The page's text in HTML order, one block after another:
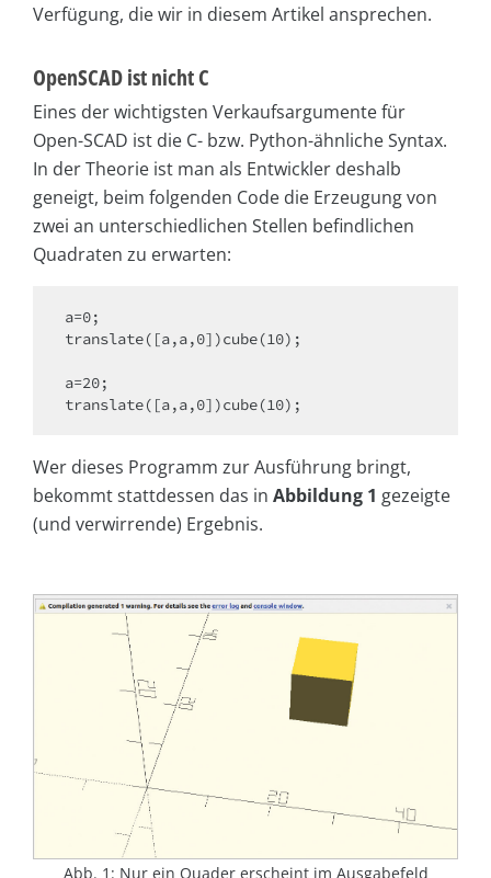
Verfügung, die wir in diesem Artikel ansprechen.
OpenSCAD ist nicht C
Eines der wichtigsten Verkaufsargumente für
Open-SCAD ist die C- bzw. Python-ähnliche Syntax.
In der Theorie ist man als Entwickler deshalb
geneigt, beim folgenden Code die Erzeugung von
zwei an unterschiedlichen Stellen befindlichen
Quadraten zu erwarten:
a=0;
translate([a,a,0])cube(10);
a=20;
translate([a,a,0])cube(10);
Wer dieses Programm zur Ausführung bringt,
bekommt stattdessen das in Abbildung 1 gezeigte
(und verwirrende) Ergebnis.
Abb. 1: Nur ein Quader erscheint im Ausgabefeld